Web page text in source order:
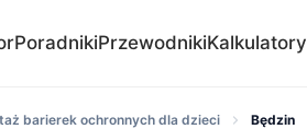
PoradnikiPrzewodnikiKalkulatory
barierek ochronnych dla dzieci Będzin